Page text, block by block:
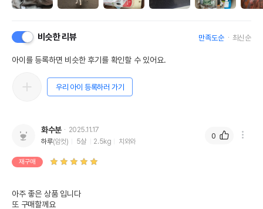
비슷한 리뷰 만족도순 최신순
아이를 등록하면 비슷한 후기를 확인할 수 있어요.
우리 아이 등록하러 가기
화수분
2025.11.17
하루(암컷) 5살 2.5kg 치와와
재구매
아주 좋은 상품 입니다
또 구매할께요
0